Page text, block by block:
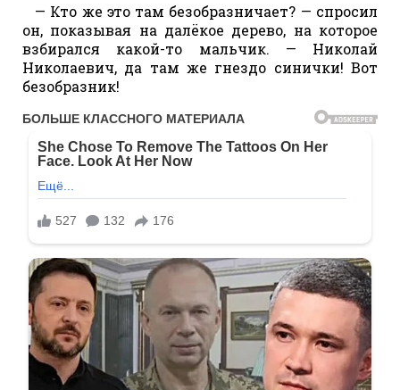
— Кто же это там безобразничает? — спросил
он, показывая на далёкое дерево, на которое
взбирался какой-то мальчик. — Николай
Николаевич, да там же гнездо синички! Вот
безобразник!